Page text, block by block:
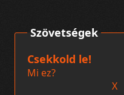
Szövetségek
Csekkold le!
Mi ez?
X